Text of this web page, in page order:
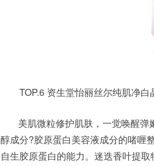
TOP.6 资生堂怡丽丝尔纯肌净白
美肌微粒修护肌肤，一觉唤醒
醇成分?胶原蛋白美容液成分的啫喱
自生胶原蛋白的能力。迷迭香叶提